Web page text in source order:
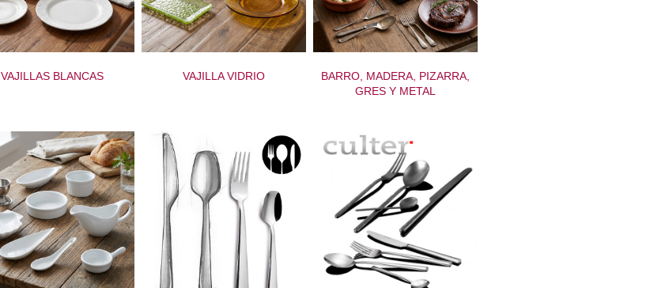
VAJILLAS BLANCAS VAJILLA VIDRIO
BARRO, MADERA, PIZARRA,
GRES Y METAL